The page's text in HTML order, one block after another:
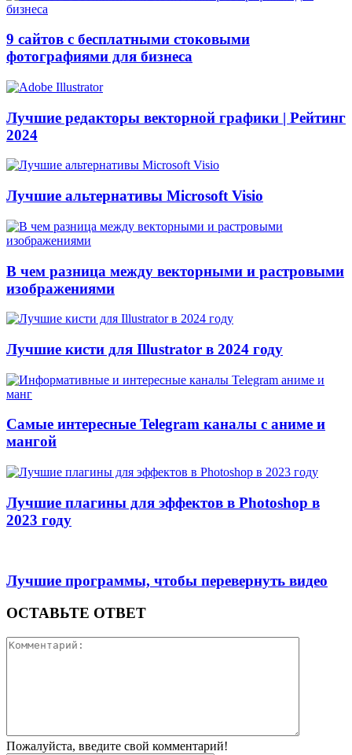
9 сайтов с бесплатными стоковыми
фотографиями для бизнеса
Лучшие редакторы векторной графики | Рейтинг
2024
Лучшие альтернативы Microsoft Visio
В чем разница между векторными и растровыми
изображениями
Лучшие кисти для Illustrator в 2024 году
Самые интересные Telegram каналы с аниме и
мангой
Лучшие плагины для эффектов в Photoshop в
2023 году
Лучшие программы, чтобы перевернуть видео
ОСТАВЬТЕ ОТВЕТ
Пожалуйста, введите свой комментарий!